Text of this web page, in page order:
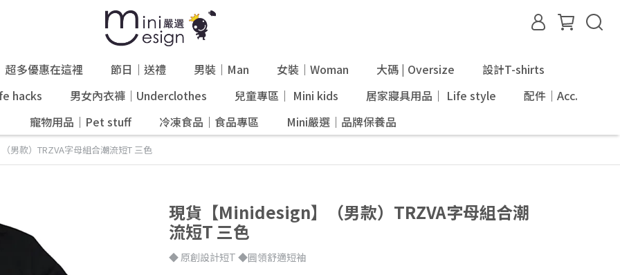
超多優惠在這裡 節日｜送禮 男裝｜Man 女裝｜Woman 大碼 | Oversize
設計T-shirts
hacks 男女內衣褲｜Underclothes 兒童專區｜ Mini kids 居家寢具用品｜ Life style
配件｜Acc.
寵物用品｜Pet stuff 冷凍食品｜食品專區 Mini嚴選｜品牌保養品
男款）TRZVA字母組合潮流短T 三色
現貨【Minidesign】（男款）TRZVA字母組合潮
流短T 三色
◆ 原創設計短T ◆圓領舒適短袖